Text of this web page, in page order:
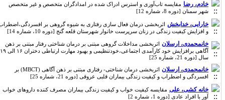
خادم، رضا مقایسه تاب‌آوری و استرس ادراک شده در امدادگران متخصص و غیر متخصص
شهر سمنان [دوره 8، شماره 12]
خارایی، خدابخش اثربخشی درمان فعال سازی رفتاری به شیوه گروهی بر افسردگی،اضطراب
و افزایش کیفیت زندگی در زنان سرپرست خانوار شهرستان قلعه گنج [دوره 10، شماره 14]
خانمحمدی، ارسلان اثربخشی مداخلات گروهی مبتنی بر درمان شناختی رفتار مبتنی بر ذهن
آگاهی برافزایش خود کارآمدی اجتماعی،خودتنظیمی و بهبود مهارت ارتباطی دختران ۱۶ الی ۱۹
سال [دوره 21، شماره 25]
خانمحمدی، ارسلان
اثربخشی درمان شناختی- رفتاری مبتنی بر ذهن آگاهی (MBCT) بر
افسردگی و اضطراب و کیفیت زندگی بیماران قلبی عروقی [دوره 21، شماره 25]
خانه کشی، علی مقایسه کیفیت خواب و کیفیت زندگی بیماران مصرف کننده داروهای خواب
آور با افراد عادی [دوره 1، شماره 2]